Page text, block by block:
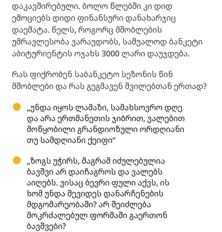
დაკავშირებული. ბოლო წლებში კი დიდ
ემოციებს დიდი ფინანსური დანახარჯიც
დაემატა. წელს, როგორც მშობლების
უმრავლესობა ვარაუდობს, საშუალოდ ბანკეტი
აბიტურიენტის ოჯახს 3000 ლარი დაუჯდება.
რას ფიქრობენ საბანკეტო სეზონის წინ
მშობლები და რას გეგმავენ შვილებთან ერთად?
„უნდა იყოს ლამაზი, სამახსოვრო დღე
და არა ერთმანეთის ჯიბრით, ვალებით
მოწყობილი გრანდიოზული ორდღიანი
თუ სამდღიანი ქეიფი“
„ზოგს უჭირს, მაგრამ იძულებულია
ბავშვი არ დაიჩაგროს და ვალებს
აიღებს. ვისაც ბევრი ფული აქვს, ის
ხომ უნდა შევიდეს დანარჩენების
მდგომარეობაში? არ შეიძლება
მოკრძალებულ ფორმაში გაერთონ
ბავშვები?